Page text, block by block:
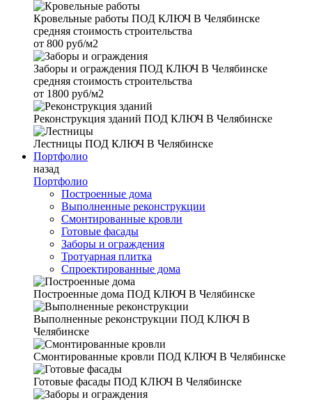
Кровельные работы ПОД КЛЮЧ В Челябинске
средняя стоимость строительства
от 800 руб/м2
Заборы и ограждения ПОД КЛЮЧ В Челябинске
средняя стоимость строительства
от 1800 руб/м2
Реконструкция зданий ПОД КЛЮЧ В Челябинске
Лестницы ПОД КЛЮЧ В Челябинске
Портфолио
назад
Портфолио
Построенные дома
Выполненные реконструкции
Смонтированные кровли
Готовые фасады
Заборы и ограждения
Тротуарная плитка
Спроектированные дома
Построенные дома ПОД КЛЮЧ В Челябинске
Выполненные реконструкции ПОД КЛЮЧ В
Челябинске
Смонтированные кровли ПОД КЛЮЧ В Челябинске
Готовые фасады ПОД КЛЮЧ В Челябинске